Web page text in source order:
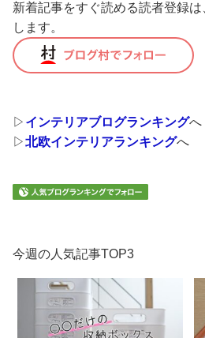
新着記事をすぐ読める読者登録
します。
▷ インテリアブログランキングへ
▷北欧インテリアランキングへ
今週の人気記事TOP3